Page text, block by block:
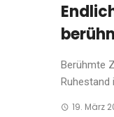
Berühmte
Ruhestand
19. März